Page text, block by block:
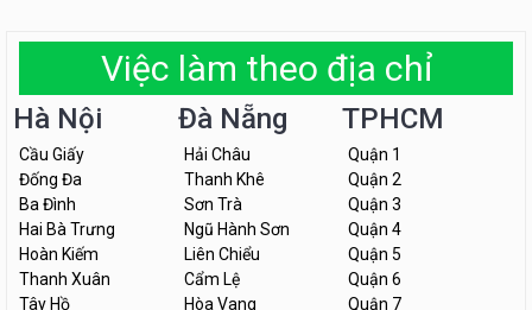
Việc làm theo địa chỉ
Hà Nội
Cầu Giấy
Đống Đa
Ba Đình
Hai Bà Trưng
Hoàn Kiếm
Thanh Xuân
Tây Hồ
Đà Nẵng
Hải Châu
Thanh Khê
Sơn Trà
Ngũ Hành Sơn
Liên Chiểu
Cẩm Lệ
Hòa Vang
TPHCM
Quận 1
Quận 2
Quận 3
Quận 4
Quận 5
Quận 6
Quận 7